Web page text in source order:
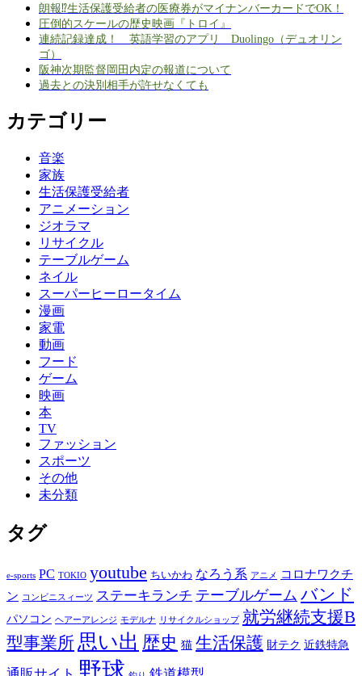
朗報⁉生活保護受給者の医療券がマイナンバーカードでOK！
圧倒的スケールの歴史映画『トロイ』
連続記録達成！ 英語学習のアプリ Duolingo（デュオリン
ゴ）
阪神次期監督岡田内定の報道について
過去との決別相手が許せなくても
カテゴリー
音楽
家族
生活保護受給者
アニメーション
ジオラマ
リサイクル
テーブルゲーム
ネイル
スーパーヒーロータイム
漫画
家電
動画
フード
ゲーム
映画
本
TV
ファッション
スポーツ
その他
未分類
タグ
e-sports PC TOKIO youtube ちいかわ なろう系 アニメ
コロナワクチ
ン
コンビニスィーツ ステーキランチ テーブルゲーム バンド
パソコン ヘアーアレンジ モデルナ リサイクルショップ 就労継続支援B
型事業所 思い出 歴史 猫 生活保護 財テク 近鉄特急
野球